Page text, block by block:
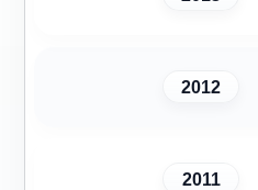
2012
2011